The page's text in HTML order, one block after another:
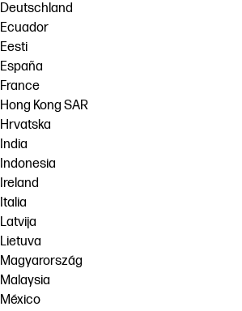
Deutschland
Ecuador
Eesti
España
France
Hong Kong SAR
Hrvatska
India
Indonesia
Ireland
Italia
Latvija
Lietuva
Magyarország
Malaysia
México